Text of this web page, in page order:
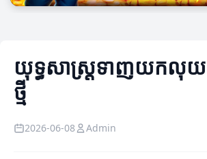
យុទ្ធសាស្ត្រទាញយកលុយ
ថ្មី
2026-06-08 Admin